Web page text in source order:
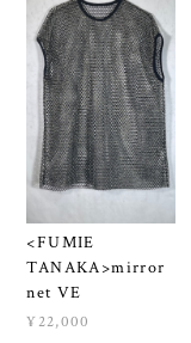
<FUMIE
TANAKA>mirror
net VE
¥22,000